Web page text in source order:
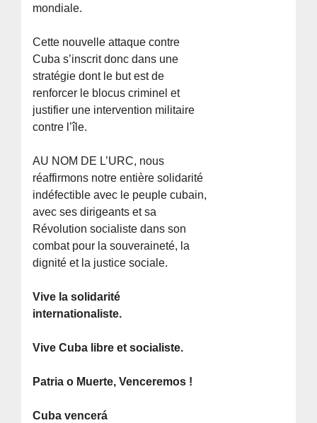
mondiale.
Cette nouvelle attaque contre
Cuba s’inscrit donc dans une
stratégie dont le but est de
renforcer le blocus criminel et
justifier une intervention militaire
contre l’île.
AU NOM DE L’URC, nous
réaffirmons notre entière solidarité
indéfectible avec le peuple cubain,
avec ses dirigeants et sa
Révolution socialiste dans son
combat pour la souveraineté, la
dignité et la justice sociale.
Vive la solidarité
internationaliste.
Vive Cuba libre et socialiste.
Patria o Muerte, Venceremos !
Cuba vencerá